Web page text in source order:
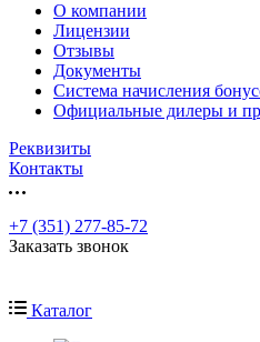
О компании
Лицензии
Отзывы
Документы
Система начисления
Официальные дилеры и
Реквизиты
Контакты
+7 (351) 277-85-72
Заказать звонок
Каталог